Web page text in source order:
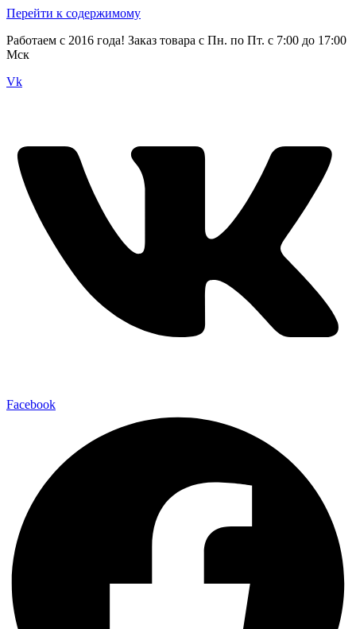
Перейти к содержимому
Работаем с 2016 года! Заказ товара с Пн. по Пт. с 7:00 до 17:00
Мск
Vk
Facebook